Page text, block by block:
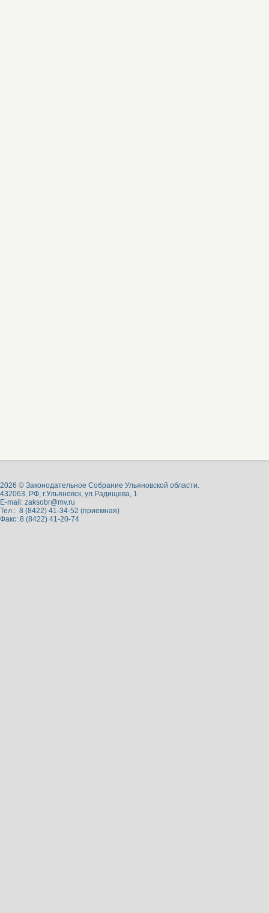
2026 © Законодательное Собрание Ульяновской области.
432063, РФ, г.Ульяновск, ул.Радищева, 1
E-mail: zaksobr@mv.ru
Тел.: 8 (8422) 41-34-52 (приемная)
Факс: 8 (8422) 41-20-74